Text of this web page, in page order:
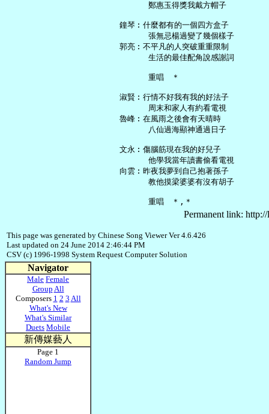
         鄭惠玉得獎我戴方帽子
   鐘琴︰什麼都有的一個四方盒子
         張無忌楊過變了幾個樣子
   郭亮︰不平凡的人突破重重限制
         生活的最佳配角說感謝詞
         重唱　＊
   淑賢︰行情不好我有我的好法子
         周末和家人有約看電視
   魯峰︰在風雨之後會有天晴時
         八仙過海顯神通過日子
   文永︰傷腦筋現在我的好兒子
         他學我當年讀書偷看電視
   向雲︰昨夜我夢到自己抱著孫子
         教他摸梁婆婆有沒有胡子
Permanent link:
This page was generated by Chinese Song Viewer Ver 4.6.426
Last updated on 24 June 2014 2:46:44 PM
CSV (c) 1996-1998 System Request Computer Solution
Navigator
Male Female
Group All
Composers 1 2 3 All
What's New
What's Similar
Duets Mobile
新傳媒藝人
Page 1
Random Jump